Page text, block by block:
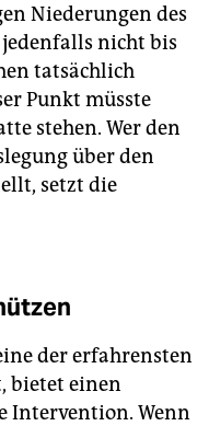
Niederungen des
nicht bis
tatsächlich
Punkt müsste
stehen. Wer den
über den
setzt die
der erfahrensten
bietet einen
Intervention. Wenn